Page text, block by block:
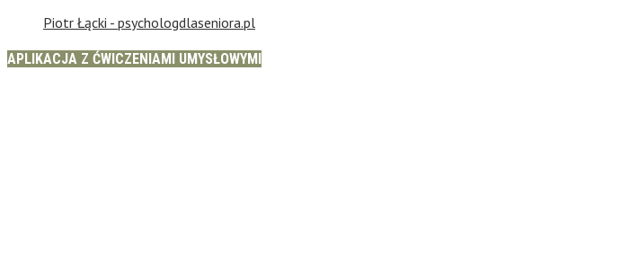
Piotr Łącki - psychologdlaseniora.pl
APLIKACJA Z ĆWICZENIAMI UMYSŁOWYMI